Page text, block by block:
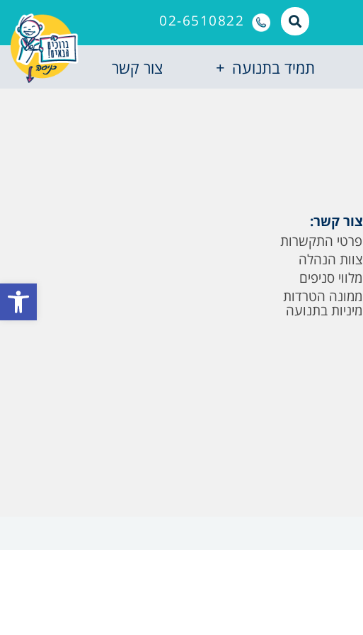
פתח
02-6510822
תמיד בתנועה צור קשר
צור קשר:
פרטי התקשרות
צוות הנהלה
מלווי סניפים
ממונה הטרדות
מיניות בתנועה